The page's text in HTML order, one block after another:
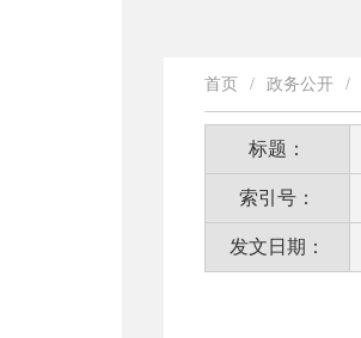
首页 / 政务公开 /
标题：
索引号：
发文日期：